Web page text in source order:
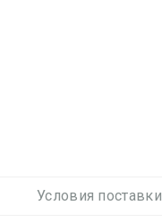
Условия поставки